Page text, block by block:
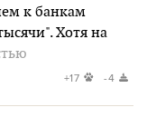
к банкам
Хотя на
+17 -4